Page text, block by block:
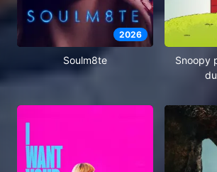
2026
Soulm8te
Snoopy